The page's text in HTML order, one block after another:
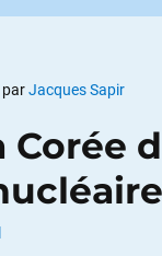
Jacques Sapir
Corée